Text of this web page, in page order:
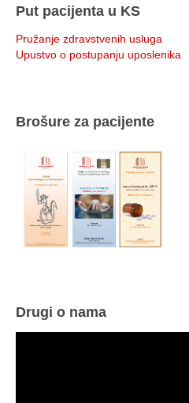
Put pacijenta u KS
Pružanje zdravstvenih usluga
Upustvo o postupanju uposlenika
Brošure za pacijente
Drugi o nama